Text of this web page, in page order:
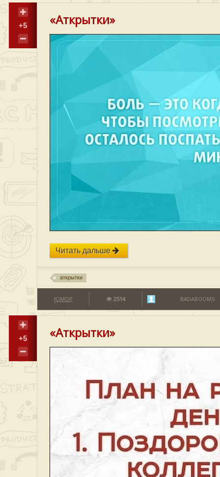
+5 «Аткрытки»
Читать дальше
аткрытки
ЮМОР 2514 BADABOOMS
+5 «Аткрытки»